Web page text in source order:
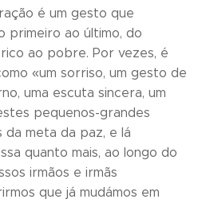
é um gesto que
primeiro ao último, do
ao pobre. Por vezes, é
«um sorriso, um gesto de
uma escuta sincera, um
pequenos-grandes
da meta da paz, e lá
quanto mais, ao longo do
irmãos e irmãs
que já mudámos em